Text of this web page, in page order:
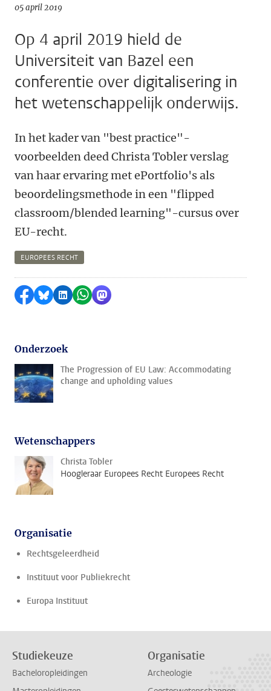
05 april 2019
Op 4 april 2019 hield de
Universiteit van Bazel een
conferentie over digitalisering in
het wetenschappelijk onderwijs.
In het kader van "best practice"-
voorbeelden deed Christa Tobler verslag
van haar ervaring met ePortfolio's als
beoordelingsmethode in een "flipped
classroom/blended learning"-cursus over
EU-recht.
EUROPEES RECHT
Delen op Facebook
Delen via Bluesky
Delen op LinkedIn
Delen via WhatsApp
Delen via Mastodon
Onderzoek
The Progression of EU Law: Accommodating
change and upholding values
Wetenschappers
Christa Tobler
Hoogleraar Europees Recht Europees Recht
Organisatie
Rechtsgeleerdheid
Instituut voor Publiekrecht
Europa Instituut
Studiekeuze
Bacheloropleidingen
Organisatie
Archeologie